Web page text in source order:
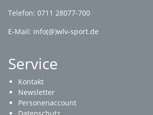
Telefon: 0711 28077-700
E-Mail: info(@)wlv-sport.de
Service
Kontakt
Newsletter
Personenaccount